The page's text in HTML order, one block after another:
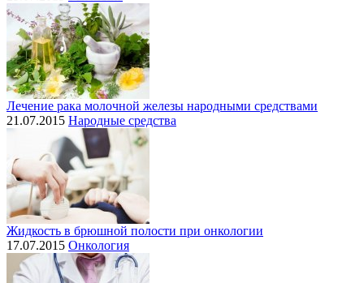
Лечение рака молочной железы народными средствами
21.07.2015 Народные средства
Жидкость в брюшной полости при онкологии
17.07.2015 Онкология